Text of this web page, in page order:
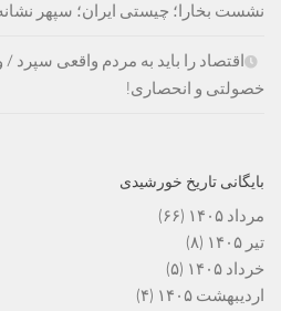
نشست بخارا؛ چیستی ایران؛ سپهر
اقتصاد را باید به مردم واقعی سپرد
خصولتی و انحصاری!
بایگانی تاریخ خورشیدی
مرداد ۱۴۰۵
(۶۶)
تیر ۱۴۰۵
(۸)
خرداد ۱۴۰۵
(۵)
اردیبهشت ۱۴۰۵
(۴)